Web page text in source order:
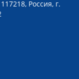
Россия, г.